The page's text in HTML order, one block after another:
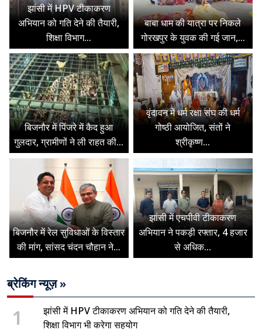
झांसी में HPV टीकाकरण
अभियान को गति देने की तैयारी,
शिक्षा विभाग...
बाबा धाम की यात्रा पर निकले
गोरखपुर के युवक की गई जान,...
बिजनौर में पिंजरे में कैद हुआ
गुलदार, ग्रामीणों ने ली राहत की...
वृंदावन में धर्म रक्षा संघ की धर्म
गोष्ठी आयोजित, संतों ने
श्रीकृष्ण...
बिजनौर में रेल सुविधाओं के विस्तार
की मांग, सांसद चंदन चौहान ने...
झांसी में एचपीवी टीकाकरण
अभियान ने पकड़ी रफ्तार, 4 हजार
से अधिक...
ब्रेकिंग न्यूज़ »
1
झांसी में HPV टीकाकरण अभियान को गति देने की तैयारी,
शिक्षा विभाग भी करेगा सहयोग